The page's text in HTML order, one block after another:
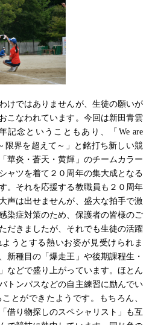
けではありませんが、生徒の願いが
こなわれています。今回は新田青雲
記念ということもあり、「We are
限界を超えて～」と銘打ち新しい競
華炎・蒼天・黄輝」のチームカラー
ャツを着て２０周年の集大成となる
。それを応援する教職員も２０周年
声は出せませんが、盛大な拍手で激
染症対策のため、保護者の皆様のご
だきましたが、それでも生徒の活躍
うとする熱いお姿が見受けられま
新種目の「爆走王」や後期課程生・
などで盛り上がっています。ほとん
トンパスなどの自主練習に励んでい
とができたようです。もちろん、
借り物探しのスペシャリスト」も互